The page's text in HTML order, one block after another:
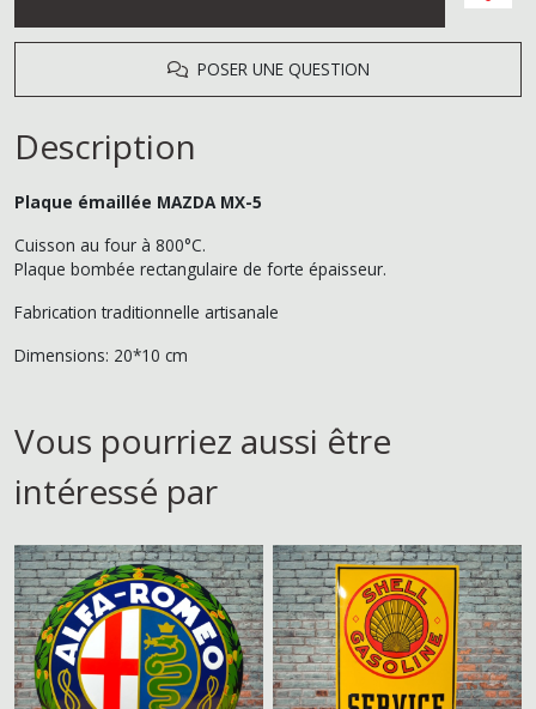
POSER UNE QUESTION
Description
Plaque émaillée MAZDA MX-5
Cuisson au four à 800°C.
Plaque bombée rectangulaire de forte épaisseur.
Fabrication traditionnelle artisanale
Dimensions: 20*10 cm
Vous pourriez aussi être
intéressé par